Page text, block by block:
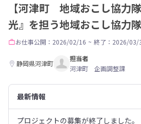
【河津町 地域おこし協力
光』を担う地域おこし協力
お仕事公開：2026/02/16 ~ 終了：2026/03/
静岡県河津町
担当者
河津町 企画調整課
最新情報
プロジェクトの募集が終了しました。